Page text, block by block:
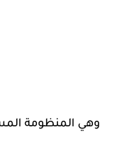
وهي المنظومة